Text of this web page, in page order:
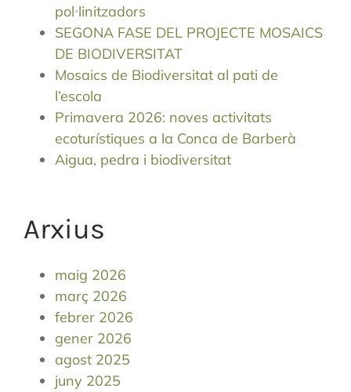
pol·linitzadors
SEGONA FASE DEL PROJECTE MOSAICS
DE BIODIVERSITAT
Mosaics de Biodiversitat al pati de
l’escola
Primavera 2026: noves activitats
ecoturístiques a la Conca de Barberà
Aigua, pedra i biodiversitat
Arxius
maig 2026
març 2026
febrer 2026
gener 2026
agost 2025
juny 2025